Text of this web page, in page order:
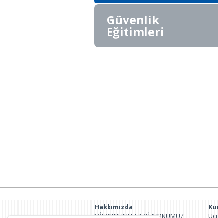
EĞİTİCİNİN EĞİTİMİ
Güvenlik
Eğitimleri
Hakkımızda
MİSYONUMUZ & VİZYONUMUZ